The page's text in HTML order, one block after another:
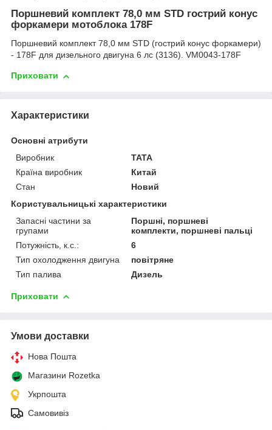
Поршневий комплект 78,0 мм STD гострий конус
форкамери мотоблока 178F
Поршневий комплект 78,0 мм STD (гострий конус форкамери)
- 178F для дизельного двигуна 6 лс (3136). VM0043-178F
Приховати
Характеристики
Основні атрибути
Виробник
TATA
Країна виробник
Китай
Стан
Новий
Користувальницькі характеристики
Запасні частини за
групами
Поршні, поршневі
комплекти, поршневі пальці
Потужність, к.с.:
6
Тип охолодження двигуна
повітряне
Тип палива
Дизель
Приховати
Умови доставки
Нова Пошта
Магазини Rozetka
Укрпошта
Самовивіз